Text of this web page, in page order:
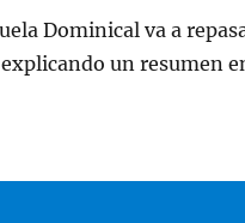
Dominical va a
un resumen